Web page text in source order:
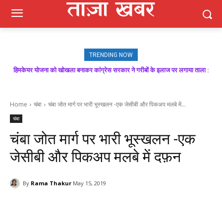
TRENDING NOW
मजबूत बूथ ही भाजपा की जीत की गारंटी, आगामी विधानसभा चुनाव में बूथ प्रबंधन निभाएगा
Home चंबा चंबा जोत मार्ग पर भारी भूस्खलन -एक जेसीबी और पिकअप मलबे में...
चंबा
चंबा जोत मार्ग पर भारी भूस्खलन -एक
जेसीबी और पिकअप मलबे में दफ़न
By Rama Thakur May 15, 2019